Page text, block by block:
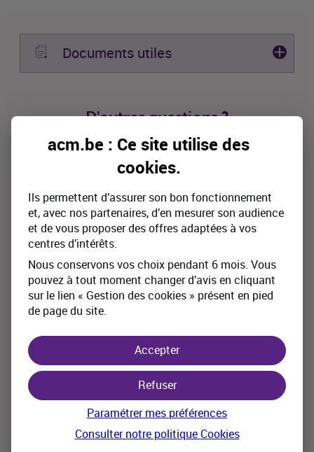
Documents utiles
D'autres questions ?
Appelez-nous au 081 70 20 20
Prenez rendez-vous
Infos et conditions
Cette page comporte des informations générales sur
un produit d’assurance d'ACM Belgium SA, auquel
franchises et des conditions. Vous trouverez dans les
conditions du contrat les informations complètes sur
le produit. Les
d'information (IPID)
sont disponibles en cliquant sur le
lien et dans votre agence. Avant de souscrire, veuillez
lire attentivement les conditions du contrat.
Souscription sous réserve d'acceptation de l'assureur.
acm.be : Ce site utilise des
cookies.
Ils permettent d’assurer son bon fonctionnement
et, avec nos partenaires, d’en mesurer son audience
et de vous proposer des offres adaptées à vos
centres d’intérêts.
Nous conservons vos choix pendant 6 mois. Vous
pouvez à tout moment changer d’avis en cliquant
sur le lien « Gestion des cookies » présent en pied
de page du site.
Accepter
Refuser
Paramétrer mes préférences
Consulter notre politique Cookies